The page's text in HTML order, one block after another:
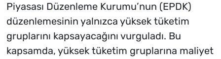
Piyasası Düzenleme Kurumu’nun (EPDK)
düzenlemesinin yalnızca yüksek tüketim
gruplarını kapsayacağını vurguladı. Bu
kapsamda, yüksek tüketim gruplarına maliyet